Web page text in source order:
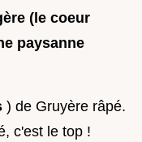
(le coeur
paysanne
) de Gruyère râpé.
c'est le top !